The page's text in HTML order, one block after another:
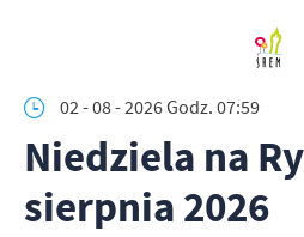
02 - 08 - 2026 Godz. 07:59
Niedziela na
sierpnia 2026